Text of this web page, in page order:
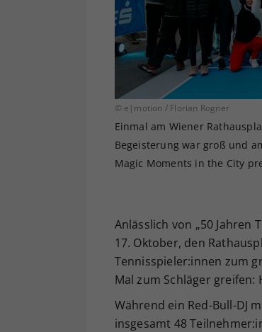
© e|motion / Florian Rogner
Einmal am Wiener
Begeisterung war groß und
Magic Moments in the City
Anlässlich von „50 Jahren
17. Oktober, den
Tennisspieler:innen zum
Mal zum Schläger
Während ein Red-Bull-DJ
insgesamt 48